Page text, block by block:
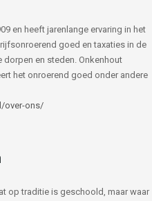
en heeft jarenlange ervaring in het
goed en taxaties in de
en steden. Onkenhout
het onroerend goed onder andere
over-ons/
op traditie is geschoold, maar waar